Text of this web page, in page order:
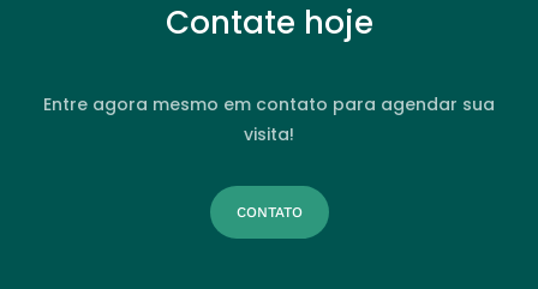
Contate hoje
Entre agora mesmo em contato para agendar sua
visita!
CONTATO